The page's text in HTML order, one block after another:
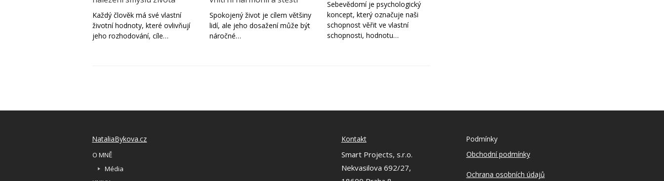
Každý člověk má své vlastní
životní hodnoty, které ovlivňují
jeho rozhodování, cíle…
Spokojený život je cílem většiny
lidí, ale jeho dosažení může být
náročné…
Sebevědomí je psychologický
koncept, který označuje naši
schopnost věřit ve vlastní
schopnosti, hodnotu…
NataliaBykova.cz
O MNĚ
Média
Kontakt
Smart Projects, s.r.o.
Nekvasilova 692/27,
Podmínky
Obchodní podmínky
Ochrana osobních údajů